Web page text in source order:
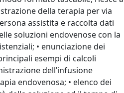
della terapia per via
assistita e raccolta dati
soluzioni endovenose con la
• enunciazione dei
esempi di calcoli
dell’infusione
endovenosa; • elenco dei